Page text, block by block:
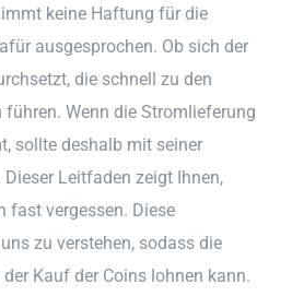
keine Haftung für die
ausgesprochen. Ob sich der
die schnell zu den
führen. Wenn die Stromlieferung
sollte deshalb mit seiner
Leitfaden zeigt Ihnen,
fast vergessen. Diese
zu verstehen, sodass die
Kauf der Coins lohnen kann.